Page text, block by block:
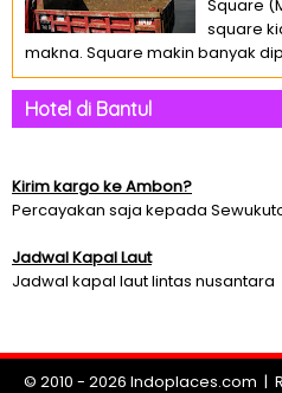
Square
square
makna. Square makin banyak
Hotel di Bantul
Kirim kargo ke Ambon?
Percayakan saja kepada
Jadwal Kapal Laut
Jadwal kapal laut lintas nusantara
© 2010 - 2026 Indoplaces.com |